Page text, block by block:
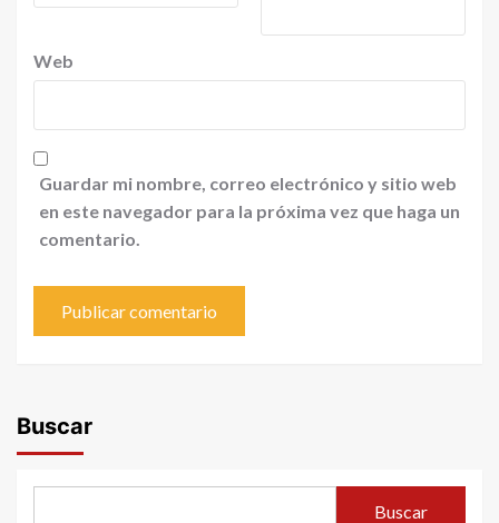
Web
Guardar mi nombre, correo electrónico y sitio web
en este navegador para la próxima vez que haga un
comentario.
Buscar
Buscar